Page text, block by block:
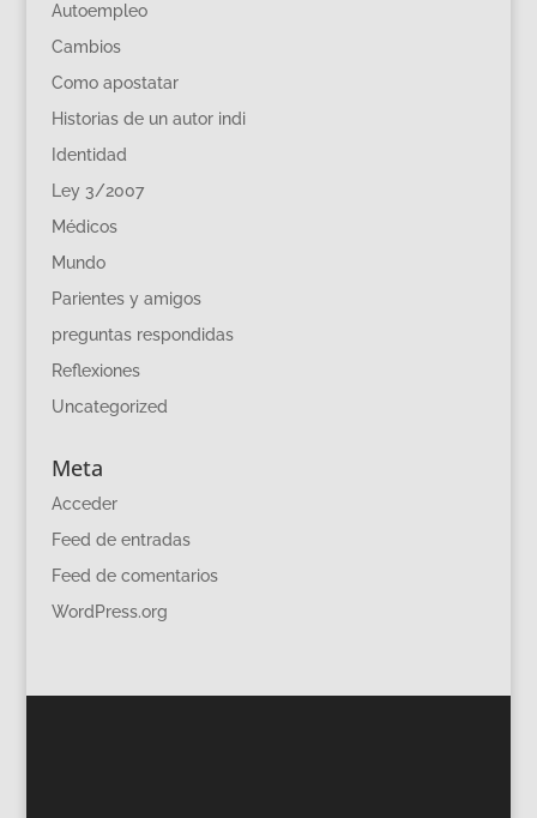
Autoempleo
Cambios
Como apostatar
Historias de un autor indi
Identidad
Ley 3/2007
Médicos
Mundo
Parientes y amigos
preguntas respondidas
Reflexiones
Uncategorized
Meta
Acceder
Feed de entradas
Feed de comentarios
WordPress.org